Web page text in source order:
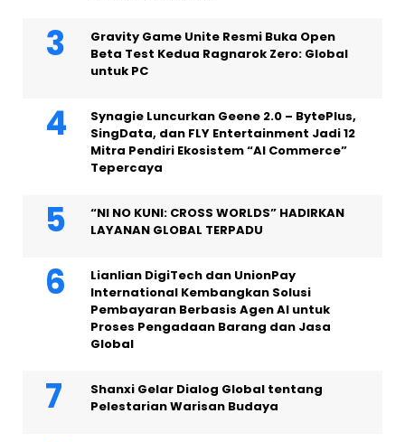
Gravity Game Unite Resmi Buka Open
Beta Test Kedua Ragnarok Zero: Global
untuk PC
Synagie Luncurkan Geene 2.0 – BytePlus,
SingData, dan FLY Entertainment Jadi 12
Mitra Pendiri Ekosistem “AI Commerce”
Tepercaya
“NI NO KUNI: CROSS WORLDS” HADIRKAN
LAYANAN GLOBAL TERPADU
Lianlian DigiTech dan UnionPay
International Kembangkan Solusi
Pembayaran Berbasis Agen AI untuk
Proses Pengadaan Barang dan Jasa
Global
Shanxi Gelar Dialog Global tentang
Pelestarian Warisan Budaya